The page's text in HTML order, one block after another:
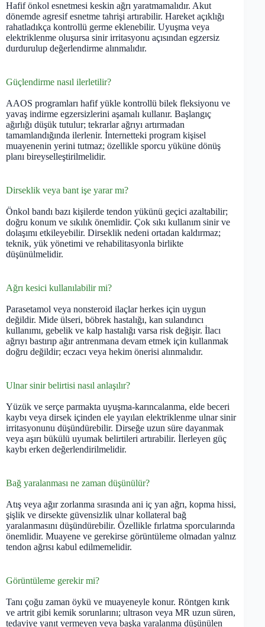
Hafif önkol esnetmesi keskin ağrı yaratmamalıdır. Akut
dönemde agresif esnetme tahrişi artırabilir. Hareket açıklığı
rahatladıkça kontrollü germe eklenebilir. Uyuşma veya
elektriklenme oluşursa sinir irritasyonu açısından egzersiz
durdurulup değerlendirme alınmalıdır.
Güçlendirme nasıl ilerletilir?
AAOS programları hafif yükle kontrollü bilek fleksiyonu ve
yavaş indirme egzersizlerini aşamalı kullanır. Başlangıç
ağırlığı düşük tutulur; tekrarlar ağrıyı artırmadan
tamamlandığında ilerlenir. İnternetteki program kişisel
muayenenin yerini tutmaz; özellikle sporcu yüküne dönüş
planı bireyselleştirilmelidir.
Dirseklik veya bant işe yarar mı?
Önkol bandı bazı kişilerde tendon yükünü geçici azaltabilir;
doğru konum ve sıkılık önemlidir. Çok sıkı kullanım sinir ve
dolaşımı etkileyebilir. Dirseklik nedeni ortadan kaldırmaz;
teknik, yük yönetimi ve rehabilitasyonla birlikte
düşünülmelidir.
Ağrı kesici kullanılabilir mi?
Parasetamol veya nonsteroid ilaçlar herkes için uygun
değildir. Mide ülseri, böbrek hastalığı, kan sulandırıcı
kullanımı, gebelik ve kalp hastalığı varsa risk değişir. İlacı
ağrıyı bastırıp ağır antrenmana devam etmek için kullanmak
doğru değildir; eczacı veya hekim önerisi alınmalıdır.
Ulnar sinir belirtisi nasıl anlaşılır?
Yüzük ve serçe parmakta uyuşma-karıncalanma, elde beceri
kaybı veya dirsek içinden ele yayılan elektriklenme ulnar sinir
irritasyonunu düşündürebilir. Dirseğe uzun süre dayanmak
veya aşırı bükülü uyumak belirtileri artırabilir. İlerleyen güç
kaybı erken değerlendirilmelidir.
Bağ yaralanması ne zaman düşünülür?
Atış veya ağır zorlanma sırasında ani iç yan ağrı, kopma hissi,
şişlik ve dirsekte güvensizlik ulnar kollateral bağ
yaralanmasını düşündürebilir. Özellikle fırlatma sporcularında
önemlidir. Muayene ve gerekirse görüntüleme olmadan yalnız
tendon ağrısı kabul edilmemelidir.
Görüntüleme gerekir mi?
Tanı çoğu zaman öykü ve muayeneyle konur. Röntgen kırık
ve artrit gibi kemik sorunlarını; ultrason veya MR uzun süren,
tedaviye yanıt vermeyen veya başka yaralanma düşünülen